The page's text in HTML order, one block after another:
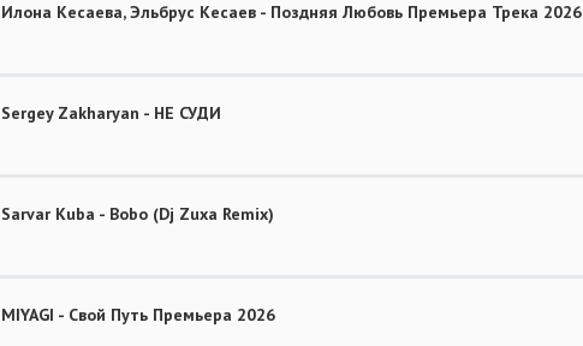
Илона Кесаева, Эльбрус Кесаев - Поздняя Любовь Премьера Трека 2026
Sergey Zakharyan - НЕ СУДИ
Sarvar Kuba - Bobo (Dj Zuxa Remix)
MIYAGI - Свой Путь Премьера 2026